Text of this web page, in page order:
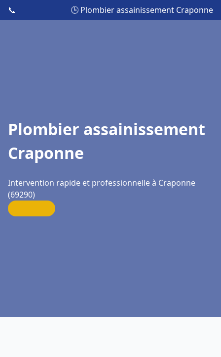
📞 🕒 Plombier assainissement Craponne
Plombier assainissement
Craponne
Intervention rapide et professionnelle à Craponne
(69290)